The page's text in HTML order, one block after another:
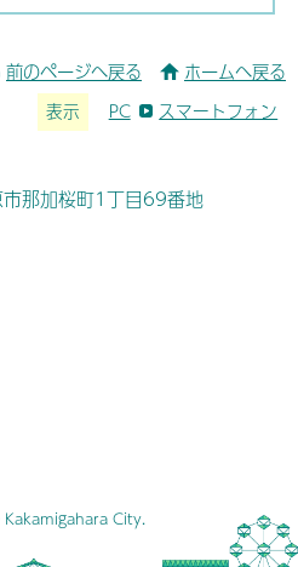
前のページへ戻る ホームへ戻る
表示 PC スマートフォン
那加桜町1丁目69番地
City.